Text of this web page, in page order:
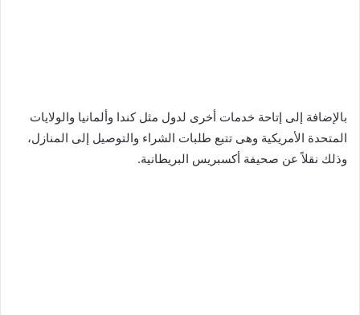
بالإضافة إلى إتاحة خدمات أخرى لدول مثل كندا وألمانيا والولايات
المتحدة الأمريكية وهى تتبع طلبات الشراء والتوصيل إلى المنازل،
وذلك نقلاً عن صحيفة أكسبريس البريطانية.